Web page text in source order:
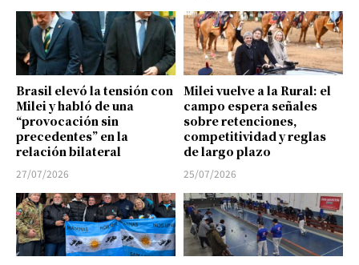
Brasil elevó la tensión con
Milei y habló de una
“provocación sin
precedentes” en la
relación bilateral
27/07/2026
Milei vuelve a la Rural: el
campo espera señales
sobre retenciones,
competitividad y reglas
de largo plazo
25/07/2026